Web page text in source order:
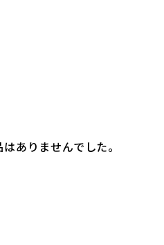
ありませんでした。